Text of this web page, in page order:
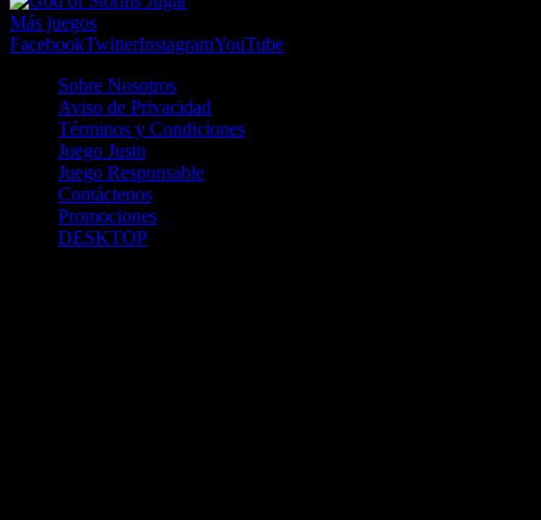
Más juegos
FacebookTwitterInstagramYouTube
Sobre Nosotros
Aviso de Privacidad
Términos y Condiciones
Juego Justo
Juego Responsable
Contáctenos
Promociones
DESKTOP